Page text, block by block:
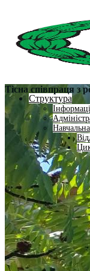
Структура
Тісна співпраця з